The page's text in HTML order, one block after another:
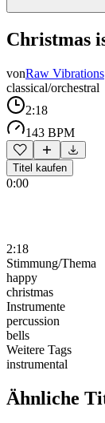
Christmas
vonRaw Vibrations
classical/orchestral
2:18
143 BPM
Titel kaufen
0:00
2:18
Stimmung/Thema
happy
christmas
Instrumente
percussion
bells
Weitere Tags
instrumental
Ähnliche